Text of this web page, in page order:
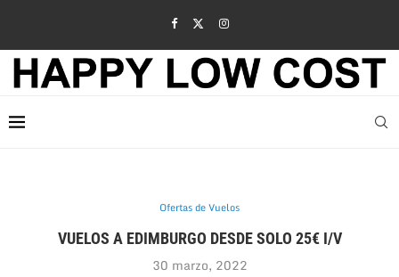
Ofertas de Vuelos
VUELOS A EDIMBURGO DESDE SOLO 25€ I/V
30 marzo, 2022